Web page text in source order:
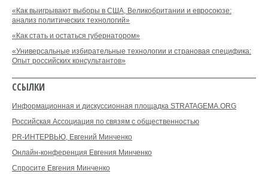
«Как выигрывают выборы в США, Великобритании и евросоюзе:
анализ политических технологий»
«Как стать и остаться губернатором»
«Универсальные избирательные технологии и страновая специфика:
Опыт российских консультантов»
ССЫЛКИ
Информационная и дискуссионная площадка STRATAGEMA.ORG
Российская Ассоциация по связям с общественностью
PR-ИНТЕРВЬЮ, Евгений Минченко
Онлайн-конференция Евгения Минченко
Спросите Евгения Минченко